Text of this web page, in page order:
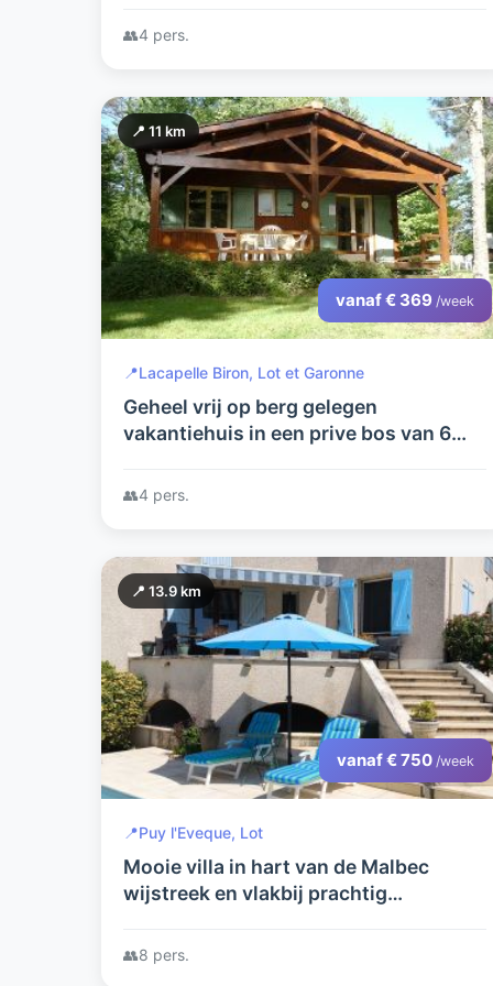
👥4 pers.
📍 11 km
vanaf € 369 /week
📍Lacapelle Biron, Lot et Garonne
Geheel vrij op berg gelegen
vakantiehuis in een prive bos van 6
👥4 pers.
📍 13.9 km
vanaf € 750 /week
📍Puy l'Eveque, Lot
Mooie villa in hart van de Malbec
wijstreek en vlakbij prachtig
👥8 pers.